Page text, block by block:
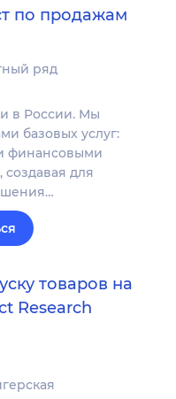
по продажам
ряд
в России. Мы
базовых услуг:
финансовыми
для
товаров на
Research